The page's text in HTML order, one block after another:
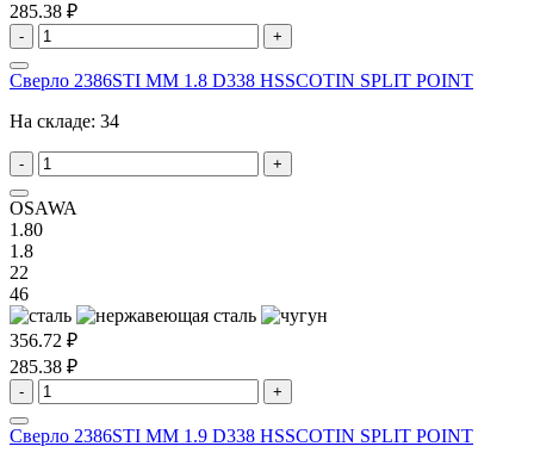
285.38 ₽
- +
Сверло 2386STI MM 1.8 D338 HSSCOTIN SPLIT POINT
На складе: 34
- +
OSAWA
1.80
1.8
22
46
356.72 ₽
285.38 ₽
- +
Сверло 2386STI MM 1.9 D338 HSSCOTIN SPLIT POINT